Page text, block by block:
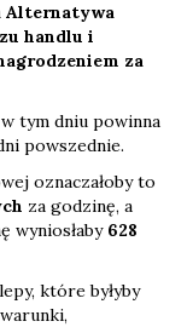
Alternatywa
handlu i
za
tym dniu powinna
powszednie.
oznaczałoby to
za godzinę, a
wyniosłaby 628
które byłyby